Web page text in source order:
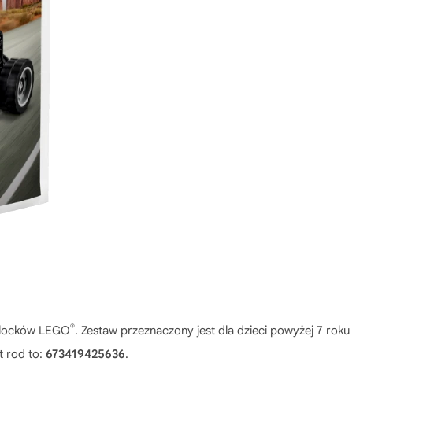
LEGO®. Zestaw przeznaczony jest dla dzieci powyżej 7 roku
rod to: 673419425636.